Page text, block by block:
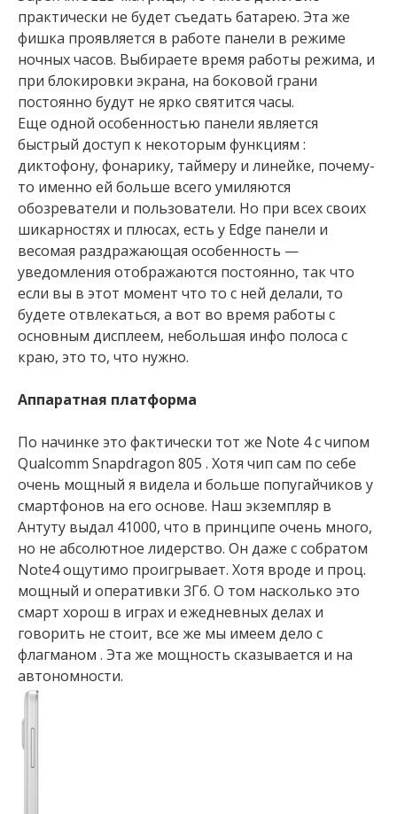
практически не будет съедать батарею. Эта же
фишка проявляется в работе панели в режиме
ночных часов. Выбираете время работы режима, и
при блокировки экрана, на боковой грани
постоянно будут не ярко святится часы.
Еще одной особенностью панели является
быстрый доступ к некоторым функциям :
диктофону, фонарику, таймеру и линейке, почему-
то именно ей больше всего умиляются
обозреватели и пользователи. Но при всех своих
шикарностях и плюсах, есть у Edge панели и
весомая раздражающая особенность —
уведомления отображаются постоянно, так что
если вы в этот момент что то с ней делали, то
будете отвлекаться, а вот во время работы с
основным дисплеем, небольшая инфо полоса с
краю, это то, что нужно.
Аппаратная платформа
По начинке это фактически тот же Note 4 с чипом
Qualcomm Snapdragon 805 . Хотя чип сам по себе
очень мощный я видела и больше попугайчиков у
смартфонов на его основе. Наш экземпляр в
Антуту выдал 41000, что в принципе очень много,
но не абсолютное лидерство. Он даже с собратом
Note4 ощутимо проигрывает. Хотя вроде и проц.
мощный и оперативки 3Гб. О том насколько это
смарт хорош в играх и ежедневных делах и
говорить не стоит, все же мы имеем дело с
флагманом . Эта же мощность сказывается и на
автономности.